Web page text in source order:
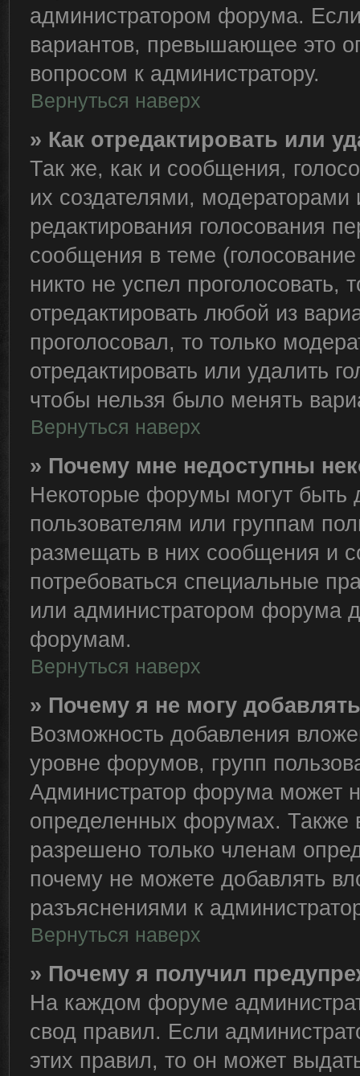
администратором форума.
вариантов, превышающее это
вопросом к администратору.
Вернуться наверх
» Как отредактировать или
Так же, как и сообщения,
их создателями,
редактирования голосования
сообщения в теме
никто не успел проголосовать,
отредактировать любой из
проголосовал, то только
отредактировать или удалить
чтобы нельзя было менять
Вернуться наверх
» Почему мне недоступны
Некоторые форумы могут быть
пользователям или группам
размещать в них сообщения и
потребоваться специальные
или администратором форума
форумам.
Вернуться наверх
» Почему я не могу
Возможность добавления
уровне форумов, групп
Администратор форума может
определенных форумах. Также
разрешено только членам
почему не можете добавлять
разъяснениями к
Вернуться наверх
» Почему я получил
На каждом форуме
свод правил. Если
этих правил, то он может